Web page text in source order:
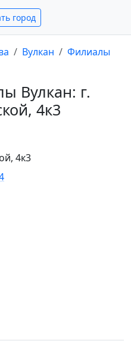
город
Вулкан
Филиалы
Вулкан: г.
4к3
4к3